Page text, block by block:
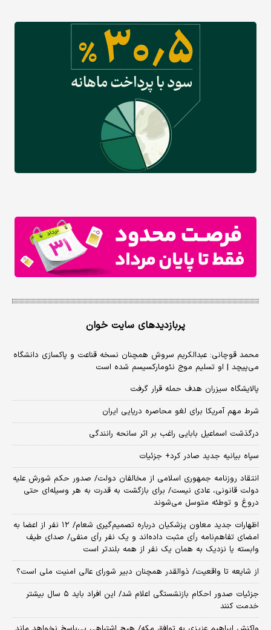
پربازدیدهای سایت خوان
محمد قوچانی: عبدالکریم سروش همچنان نسخه قناعت و پاکسازی دانشگاه
می‌پیچد | او تسلیم موج نئومارکسیسم شده است
پالایشگاه سیزران هدف حمله قرار گرفت
شرط مهم آمریکا برای لغو محاصره دریایی ایران
درگذشت اسماعیل بابایی راغب بر اثر سانحه رانندگی
سپاه بیانیه جدید صادر کرد+ جزئیات
انتقاد روزنامه جمهوری اسلامی از مخالفان دولت/ صدور حکم شورش علیه
دولت قانونی، عادی نیست/ برای بازگشت به قدرت به هر وسیله‌ای حتی
دروغ و توطئه متوسل می‌شوند
اظهارات جدید معاون پزشکیان درباره تصمیم‌گیری شعام/ ۱۲ نفر از اعضا به
امضای تفاهم‌نامه رأی مثبت داده‌اند و یک نفر رأی منفی/ صدای طیف
وابسته یا نزدیک به همان یک نفر از همه بلندتر است
از شایعه تا واقعیت/ ذوالقدر همچنان دبیر شورای ‌عالی امنیت ملی است؟
جزئیات صدور احکام بازنشستگی اعلام شد/ این افراد باید ۵ سال بیشتر
خدمت کنند